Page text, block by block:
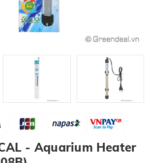
- Aquarium Heater